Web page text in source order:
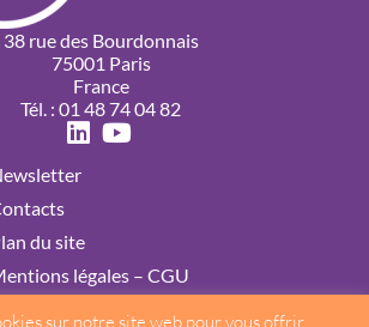
38 rue des Bourdonnais
75001 Paris
France
Tél. : 01 48 74 04 82
du site
légales – CGU
Politique de confidentialité
sur notre site web pour vous offrir